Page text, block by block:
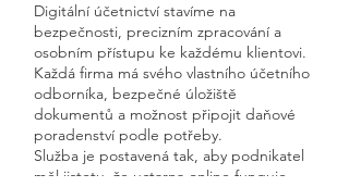
Digitální účetnictví stavíme na
bezpečnosti, precizním zpracování a
osobním přístupu ke každému klientovi.
Každá firma má svého vlastního účetního
odborníka, bezpečné úložiště
dokumentů a možnost připojit daňové
poradenství podle potřeby.
Služba je postavená tak, aby podnikatel
měl jistotu, že uctarna online funguje